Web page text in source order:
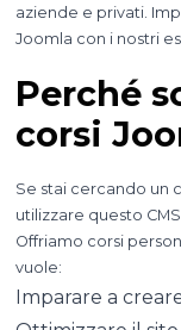
aziende e privati.
Joomla con i nostri
Perché
corsi
Se stai cercando un
utilizzare questo
Offriamo corsi
vuole:
Imparare a